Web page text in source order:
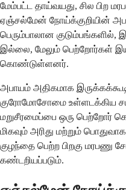
மேம்பட்ட தாய்வயது, சில பிற
ஏஞ்சல்மேன் நோய்க்குறியின்
பெரும்பாலான குடும்பங்களில்,
இல்லை, மேலும் பெற்றோர்கள்
கொண்டுள்ளனர்.
அபாயம் அதிகமாக
குரோமோசோமை உள்ளடக்கிய
மறுசீரமைப்பை ஒரு பெற்றோர்
மிகவும் அரிது மற்றும்
குழந்தை பெற்ற பிறகு மரபணு
கண்டறியப்படும்.